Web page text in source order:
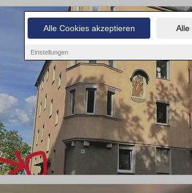
Alle Cookies akzeptieren Alle
Einstellungen